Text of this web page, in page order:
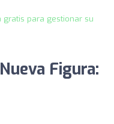
gratis para gestionar su
Figura: